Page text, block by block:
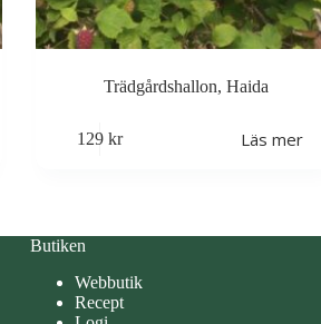
Trädgårdshallon, Haida
129 kr Läs mer
Butiken
Webbutik
Recept